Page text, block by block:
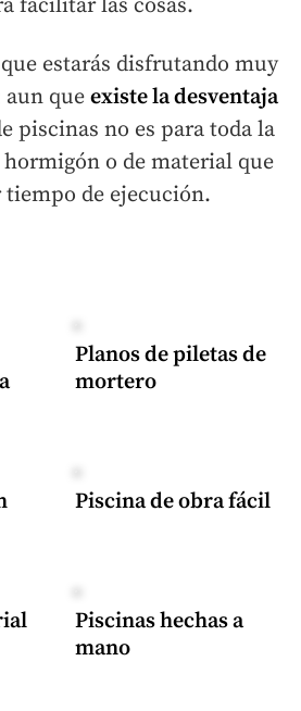
facilitar las cosas.
estarás disfrutando muy
queexiste la desventaja
piscinas no es para toda la
o de material que
tiempo de ejecución.
Planos de piletas de
mortero
Piscina de obra fácil
Piscinas hechas a
mano